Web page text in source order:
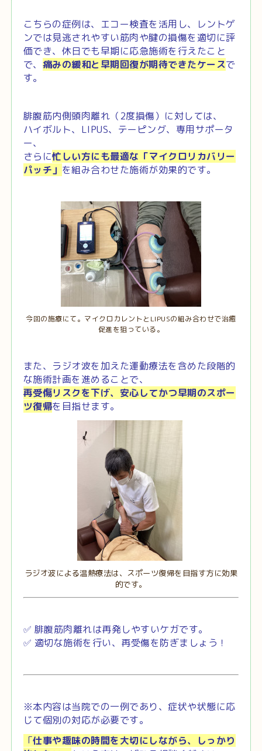
こちらの症例は、エコー検査を活用し、レントゲ
ンでは見逃されやすい筋肉や腱の損傷を適切に評
価でき、休日でも早期に応急施術を行えたこと
で、 痛みの緩和と早期回復が期待できたケースで
す。
腓腹筋内側頭肉離れ（2度損傷）に対しては、
ハイボルト、LIPUS、テーピング、専用サポータ
ー、
さらに忙しい方にも最適な「マイクロリカバリー
パッチ」 を組み合わせた施術が効果的です。
今回の施療にて。マイクロカレントとLIPUSの組み合わせで治癒
促進を狙っている。
また、ラジオ波を加えた運動療法を含めた段階的
な施術計画を進めることで、
再受傷リスクを下げ、安心してかつ早期のスポー
ツ復帰を目指せます。
ラジオ波による温熱療法は、スポーツ復帰を目指す方に効果
的です。
✅ 腓腹筋肉離れは再発しやすいケガです。
✅ 適切な施術を行い、再受傷を防ぎましょう！
※本内容は当院での一例であり、症状や状態に応
じて個別の対応が必要です。
「仕事や趣味の時間を大切にしながら、しっかり